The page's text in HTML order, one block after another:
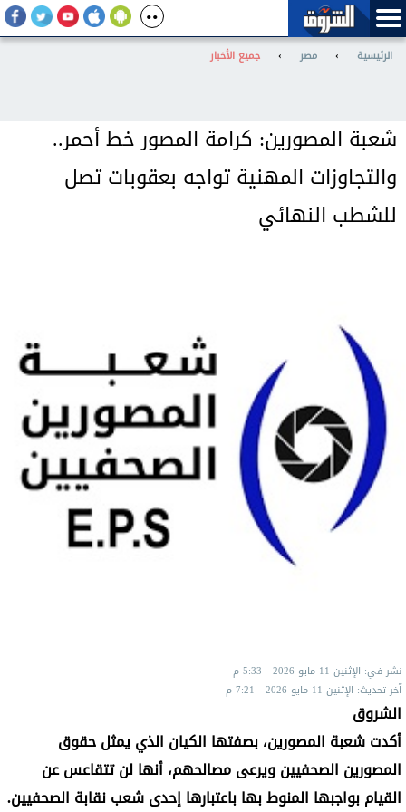
الرئيسية › مصر › جميع الأخبار
شعبة المصورين: كرامة المصور خط أحمر..
والتجاوزات المهنية تواجه بعقوبات تصل
للشطب النهائي
نشر في: الإثنين 11 مايو 2026 - 5:33 م
آخر تحديث: الإثنين 11 مايو 2026 - 7:21 م
الشروق
أكدت شعبة المصورين، بصفتها الكيان الذي يمثل حقوق
المصورين الصحفيين ويرعى مصالحهم، أنها لن تتقاعس عن
القيام بواجبها المنوط بها باعتبارها إحدى شعب نقابة الصحفيين.